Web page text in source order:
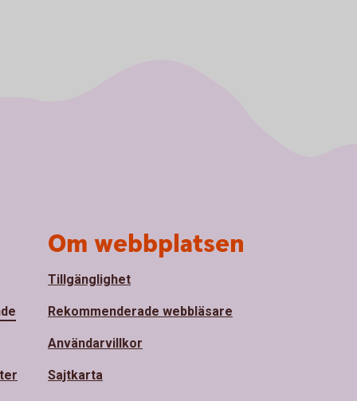
Om webbplatsen
Tillgänglighet
Rekommenderade webbläsare
Användarvillkor
Sajtkarta